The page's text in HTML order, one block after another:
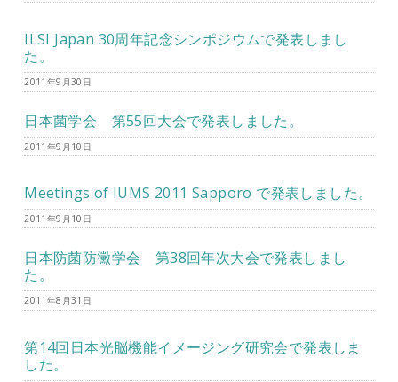
ILSI Japan 30周年記念シンポジウムで発表しまし
た。
2011年9月30日
日本菌学会 第55回大会で発表しました。
2011年9月10日
Meetings of IUMS 2011 Sapporo で発表しました。
2011年9月10日
日本防菌防黴学会 第38回年次大会で発表しまし
た。
2011年8月31日
第14回日本光脳機能イメージング研究会で発表しま
した。